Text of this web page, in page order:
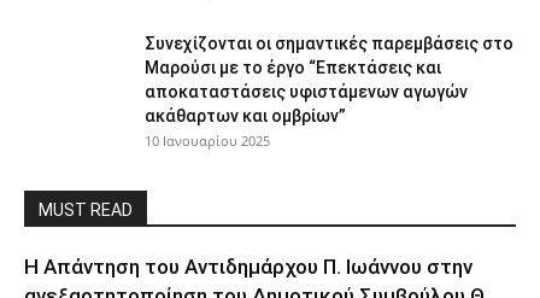
Συνεχίζονται οι σημαντικές παρεμβάσεις στο
Μαρούσι με το έργο “Επεκτάσεις και
αποκαταστάσεις υφιστάμενων αγωγών
ακάθαρτων και ομβρίων”
10 Ιανουαρίου 2025
MUST READ
Η Απάντηση του Αντιδημάρχου Π. Ιωάννου στην